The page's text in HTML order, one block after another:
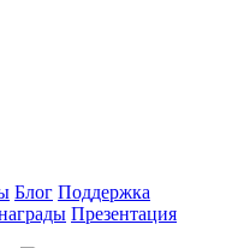
Блог Поддержка
Презентация